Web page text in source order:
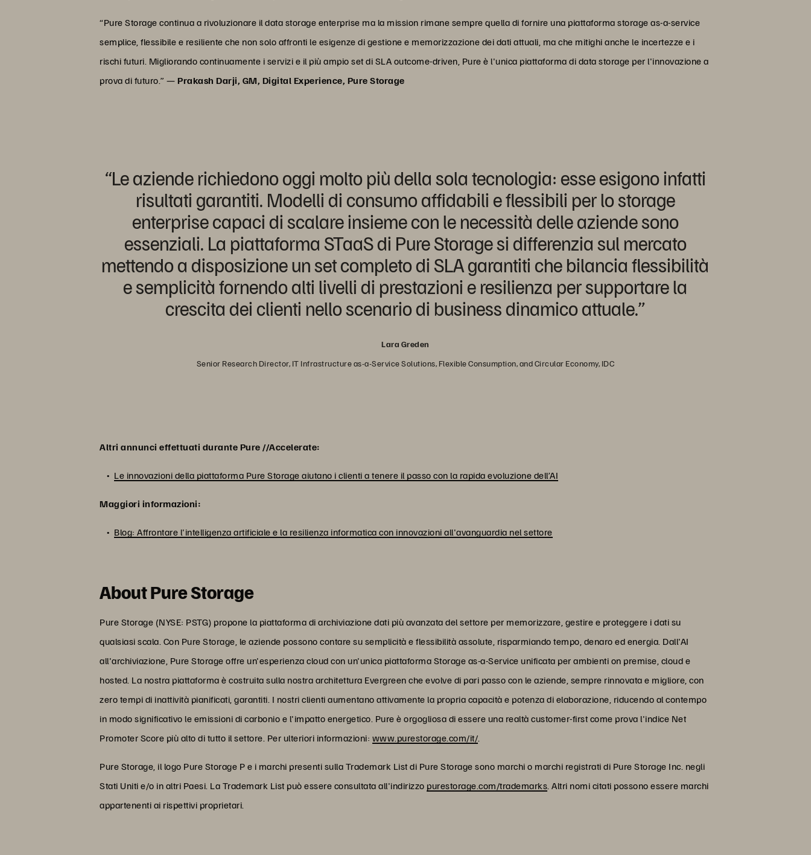
“Pure Storage continua a rivoluzionare il data storage enterprise ma la mission rimane sempre quella di fornire una piattaforma storage as-a-service
semplice, flessibile e resiliente che non solo affronti le esigenze di gestione e memorizzazione dei dati attuali, ma che mitighi anche le incertezze e i
rischi futuri. Migliorando continuamente i servizi e il più ampio set di SLA outcome-driven, Pure è l'unica piattaforma di data storage per l'innovazione a
prova di futuro.” —Prakash Darji, GM, Digital Experience, Pure Storage
“Le aziende richiedono oggi molto più della sola tecnologia: esse esigono infatti
risultati garantiti. Modelli di consumo affidabili e flessibili per lo storage
enterprise capaci di scalare insieme con le necessità delle aziende sono
essenziali. La piattaforma STaaS di Pure Storage si differenzia sul mercato
mettendo a disposizione un set completo di SLA garantiti che bilancia flessibilità
e semplicità fornendo alti livelli di prestazioni e resilienza per supportare la
crescita dei clienti nello scenario di business dinamico attuale.”
Lara Greden
Senior Research Director, IT Infrastructure as-a-Service Solutions, Flexible Consumption, and Circular Economy, IDC
Altri annunci effettuati durante Pure //Accelerate:
Le innovazioni della piattaforma Pure Storage aiutano i clienti a tenere il passo con la rapida evoluzione dell’AI
Maggiori informazioni:
Blog: Affrontare l'intelligenza artificiale e la resilienza informatica con innovazioni all'avanguardia nel settore
About Pure Storage
Pure Storage (NYSE: PSTG) propone la piattaforma di archiviazione dati più avanzata del settore per memorizzare, gestire e proteggere i dati su
qualsiasi scala. Con Pure Storage, le aziende possono contare su semplicità e flessibilità assolute, risparmiando tempo, denaro ed energia. Dall'AI
all'archiviazione, Pure Storage offre un'esperienza cloud con un'unica piattaforma Storage as-a-Service unificata per ambienti on premise, cloud e
hosted. La nostra piattaforma è costruita sulla nostra architettura Evergreen che evolve di pari passo con le aziende, sempre rinnovata e migliore, con
zero tempi di inattività pianificati, garantiti. I nostri clienti aumentano attivamente la propria capacità e potenza di elaborazione, riducendo al contempo
in modo significativo le emissioni di carbonio e l'impatto energetico. Pure è orgogliosa di essere una realtà customer-first come prova l'indice Net
Promoter Score più alto di tutto il settore. Per ulteriori informazioni: www.purestorage.com/it/.
Pure Storage, il logo Pure Storage P e i marchi presenti sulla Trademark List di Pure Storage sono marchi o marchi registrati di Pure Storage Inc. negli
Stati Uniti e/o in altri Paesi. La Trademark List può essere consultata all'indirizzo purestorage.com/trademarks. Altri nomi citati possono essere marchi
appartenenti ai rispettivi proprietari.